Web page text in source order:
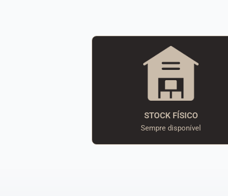
STOCK FÍSICO
Sempre disponível